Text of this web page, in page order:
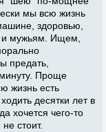
мы всю жизнь
здоровью,
и мужьям. Ищем,
предать,
Проще
жизнь есть
десятки лет в
хочется чего-то
стоит.